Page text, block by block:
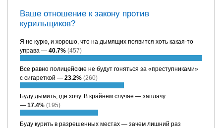
Ваше отношение к закону против
курильщиков?
Я не курю, и хорошо, что на дымящих появится хоть какая-то
управа — 40.7% (457)
Все равно полицейские не будут гоняться за «преступниками»
с сигареткой — 23.2% (260)
Буду дымить, где хочу. В крайнем случае — заплачу
— 17.4% (195)
Буду курить в разрешенных местах — зачем лишний раз